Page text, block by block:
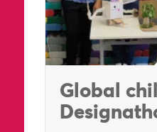
Global